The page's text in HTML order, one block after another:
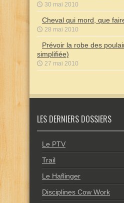
30 mai 2010
Cheval qui mord, que
28 mai 2010
Prévoir la robe des
simplifiée)
27 mai 2010
LES DERNIERS DOSSIERS
Le PTV
Trail
Le Haflinger
Disciplines Cow Work